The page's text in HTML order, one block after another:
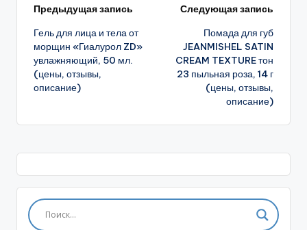
Навигация
записи
Предыдущая запись
Гель для лица и тела от
морщин «Гиалурол ZD»
увлажняющий, 50 мл.
(цены, отзывы,
описание)
Следующая запись
Помада для губ
JEANMISHEL SATIN
CREAM TEXTURE тон
23 пыльная роза, 14 г
(цены, отзывы,
описание)